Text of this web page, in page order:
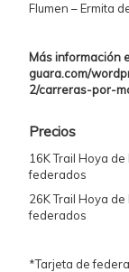
Flumen – Ermita
Más información
guara.com/
2/carreras-por-
Precios
16K Trail Hoya
federados
26K Trail Hoya
federados
*Tarjeta de